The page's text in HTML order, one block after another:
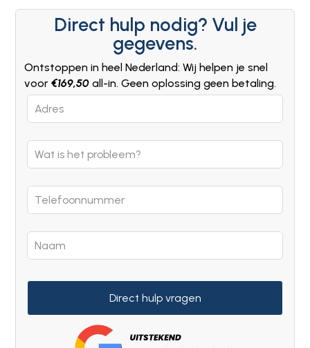
Direct hulp nodig? Vul je
gegevens.
Ontstoppen in heel Nederland: Wij helpen je snel
voor€169,50 all-in. Geen oplossing geen betaling.
Leave
this
blank
Direct hulp vragen